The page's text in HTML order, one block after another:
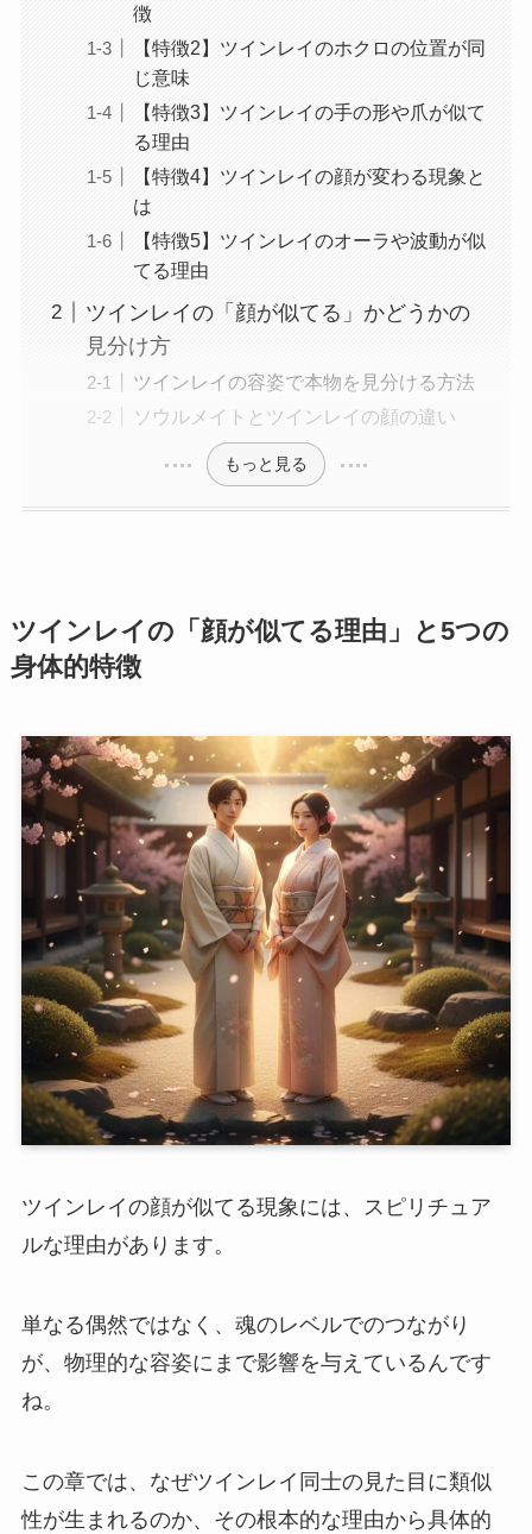
徴
【特徴2】ツインレイのホクロの位置が同
じ意味
【特徴3】ツインレイの手の形や爪が似て
る理由
【特徴4】ツインレイの顔が変わる現象と
は
【特徴5】ツインレイのオーラや波動が似
てる理由
ツインレイの「顔が似てる」かどうかの
見分け方
ツインレイの容姿で本物を見分ける方法
ソウルメイトとツインレイの顔の違い
もっと見る
ツインレイの「顔が似てる理由」と5つの
身体的特徴
ツインレイの顔が似てる現象には、スピリチュア
ルな理由があります。
単なる偶然ではなく、魂のレベルでのつながり
が、物理的な容姿にまで影響を与えているんです
ね。
この章では、なぜツインレイ同士の見た目に類似
性が生まれるのか、その根本的な理由から具体的